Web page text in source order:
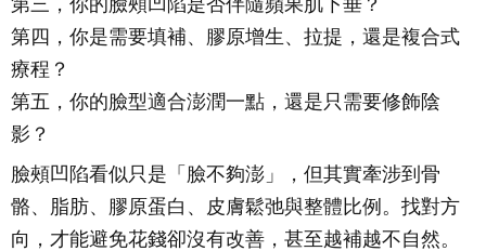
第四，你是需要填補、膠原增生、拉提，還是複合式
療程？
第五，你的臉型適合澎潤一點，還是只需要修飾陰
影？
臉頰凹陷看似只是「臉不夠澎」，但其實牽涉到骨
骼、脂肪、膠原蛋白、皮膚鬆弛與整體比例。找對方
向，才能避免花錢卻沒有改善，甚至越補越不自然。